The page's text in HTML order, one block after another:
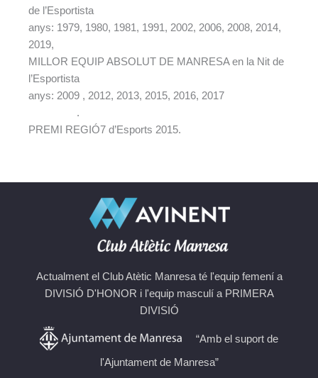
de l’Esportista
anys: 1979, 1980, 1981, 1991, 2002, 2006, 2008, 2014,
2019,
MILLOR EQUIP ABSOLUT DE MANRESA en la Nit de
l’Esportista
anys: 2009 , 2012, 2013, 2015, 2016, 2017
.
PREMI REGIÓ7 d’Esports 2015.
Actualment el Club Atètic Manresa té l'equip femení a
DIVISIÓ D'HONOR i l'equip masculí a PRIMERA
DIVISIÓ
“Amb el suport de
l'Ajuntament de Manresa”